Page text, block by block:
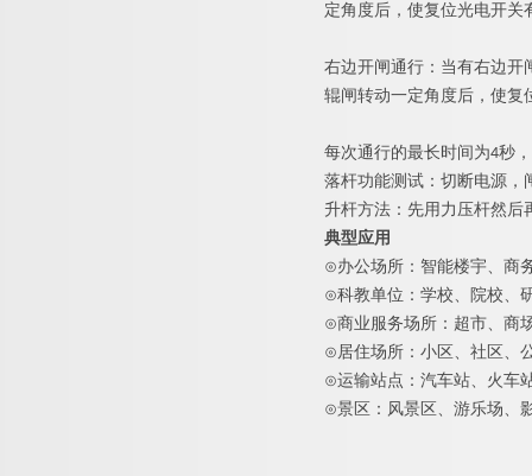
定角度后，使复位光电开关
右边开闸通行：当有右边开
辊闸转动一定角度后，使复
每次通行的最长时间 为4秒
落杆功能测试：切断电源，
升杆方法：先用力压杆然后
典型应用
⊙办公场所：智能楼宇、商
⊙科教单位：学校、院校、
⊙商业服务场所：超市、商
⊙居住场所：小区、社区、
⊙运输站点：汽车站、火车
⊙景区：风景区、游乐场、